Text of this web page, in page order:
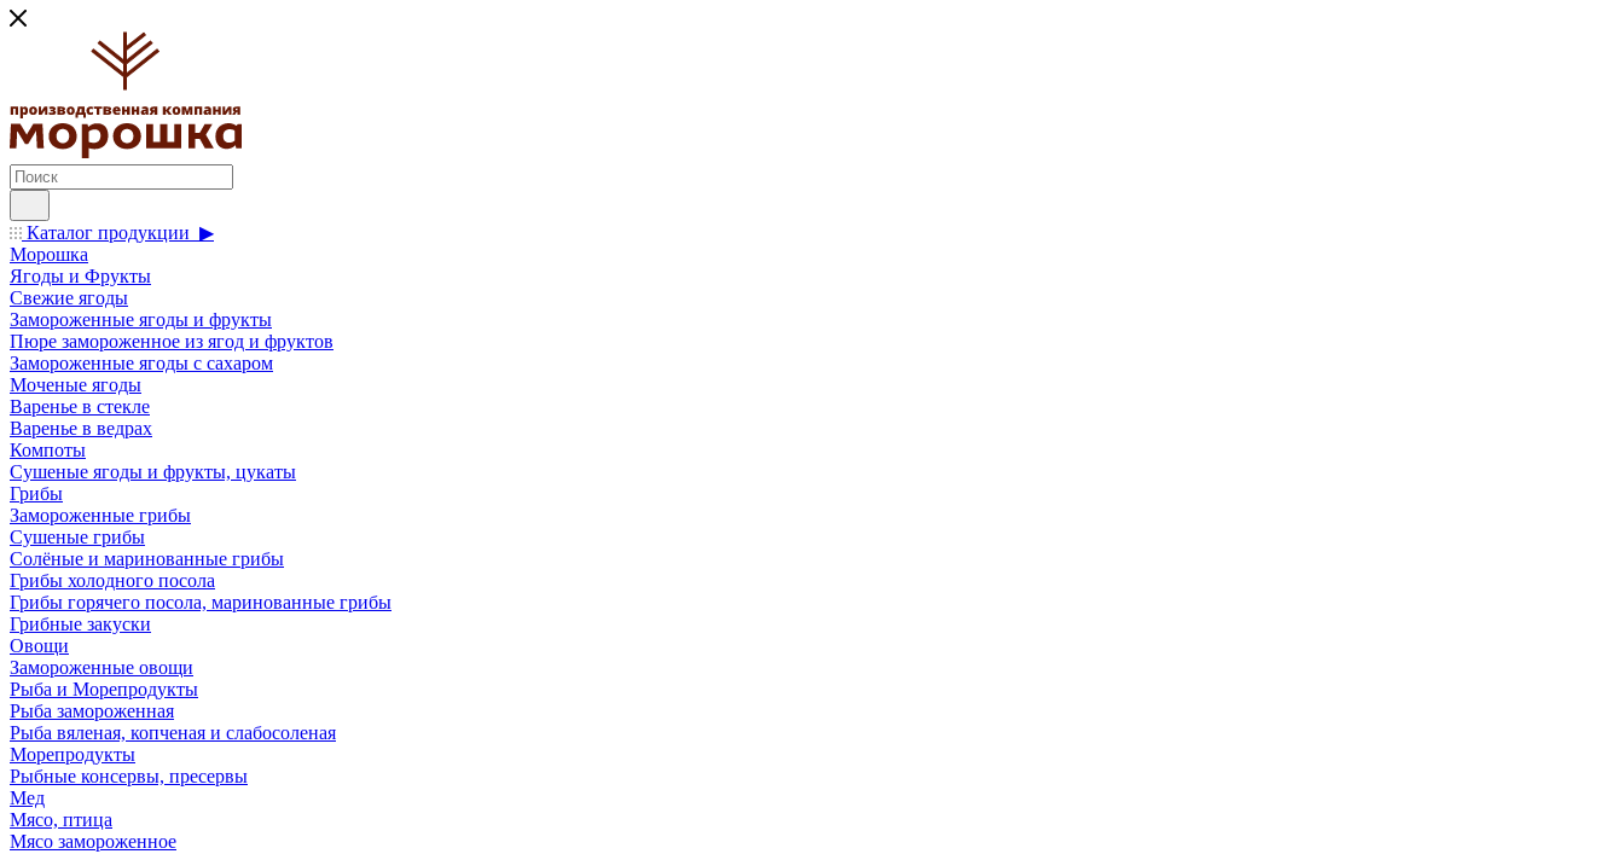
Каталог продукции ▶
Морошка
Ягоды и Фрукты
Свежие ягоды
Замороженные ягоды и фрукты
Пюре замороженное из ягод и фруктов
Замороженные ягоды с сахаром
Моченые ягоды
Варенье в стекле
Варенье в ведрах
Компоты
Сушеные ягоды и фрукты, цукаты
Грибы
Замороженные грибы
Сушеные грибы
Солёные и маринованные грибы
Грибы холодного посола
Грибы горячего посола, маринованные грибы
Грибные закуски
Овощи
Замороженные овощи
Рыба и Морепродукты
Рыба замороженная
Рыба вяленая, копченая и слабосоленая
Морепродукты
Рыбные консервы, пресервы
Мед
Мясо, птица
Мясо замороженное